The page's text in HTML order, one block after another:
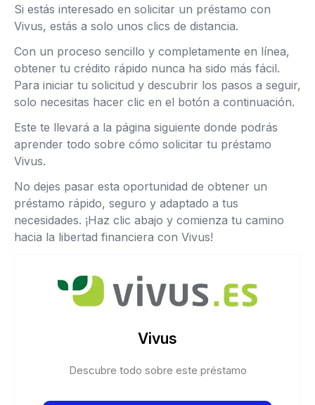
Si estás interesado en solicitar un préstamo con
Vivus, estás a solo unos clics de distancia.
Con un proceso sencillo y completamente en línea,
obtener tu crédito rápido nunca ha sido más fácil.
Para iniciar tu solicitud y descubrir los pasos a seguir,
solo necesitas hacer clic en el botón a continuación.
Este te llevará a la página siguiente donde podrás
aprender todo sobre cómo solicitar tu préstamo
Vivus.
No dejes pasar esta oportunidad de obtener un
préstamo rápido, seguro y adaptado a tus
necesidades. ¡Haz clic abajo y comienza tu camino
hacia la libertad financiera con Vivus!
Vivus
Descubre todo sobre este préstamo